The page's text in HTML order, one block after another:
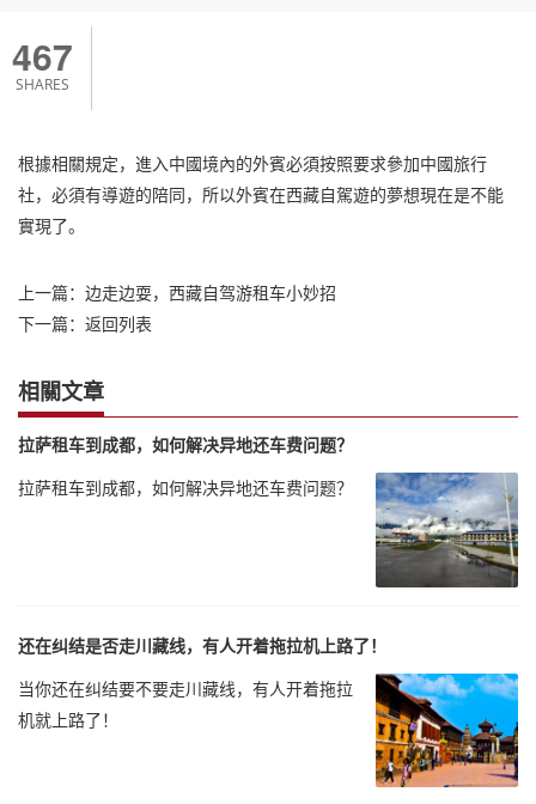
467
SHARES
根據相關規定，進入中國境內的外賓必須按照要求參加中國旅行
社，必須有導遊的陪同，所以外賓在西藏自駕遊的夢想現在是不能
實現了。
上一篇： 边走边耍，西藏自驾游租车小妙招
下一篇： 返回列表
相關文章
拉萨租车到成都，如何解决异地还车费问题？
拉萨租车到成都，如何解决异地还车费问题？
还在纠结是否走川藏线，有人开着拖拉机上路了！
当你还在纠结要不要走川藏线，有人开着拖拉
机就上路了！